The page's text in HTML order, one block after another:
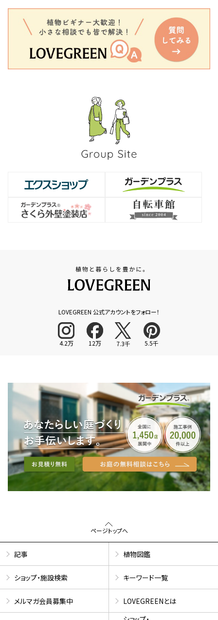
LOVEGREEN 公式アカウントをフォロー！
4.2万 12万 7.3千 5.5千
ページトップへ
記事 植物図鑑
ショップ・施設検索 キーワード一覧
メルマガ会員募集中 LOVEGREENとは